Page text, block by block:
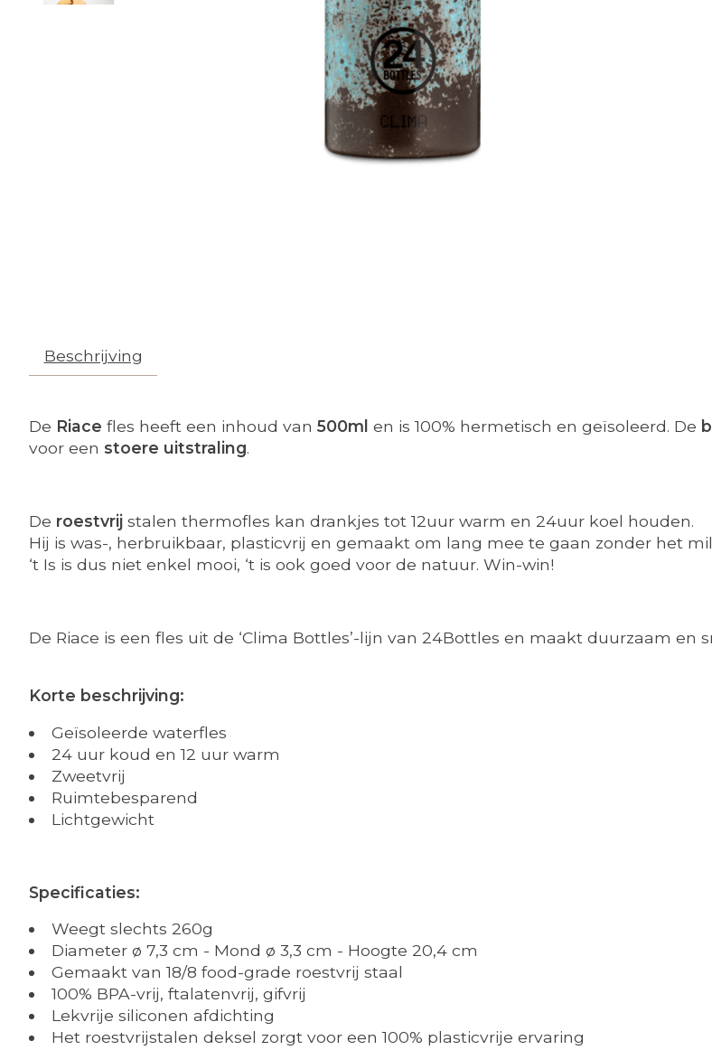
Beschrijving
De Riace fles heeft een inhoud van 500ml en is 100% hermetisch en geïsoleerd. De
voor een stoere uitstraling.
De roestvrij stalen thermofles kan drankjes tot 12uur warm en 24uur koel houden.
Hij is was-, herbruikbaar, plasticvrij en gemaakt om lang mee te gaan zonder het
‘t Is is dus niet enkel mooi, ‘t is ook goed voor de natuur. Win-win!
De Riace is een fles uit de ‘Clima Bottles’-lijn van 24Bottles en maakt duurzaam en
Korte beschrijving:
Geïsoleerde waterfles
24 uur koud en 12 uur warm
Zweetvrij
Ruimtebesparend
Lichtgewicht
Specificaties:
Weegt slechts 260g
Diameter ø 7,3 cm - Mond ø 3,3 cm - Hoogte 20,4 cm
Gemaakt van 18/8 food-grade roestvrij staal
100% BPA-vrij, ftalatenvrij, gifvrij
Lekvrije siliconen afdichting
Het roestvrijstalen deksel zorgt voor een 100% plasticvrije ervaring